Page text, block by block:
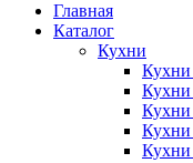
Главная
Каталог
Кухни
Кухни